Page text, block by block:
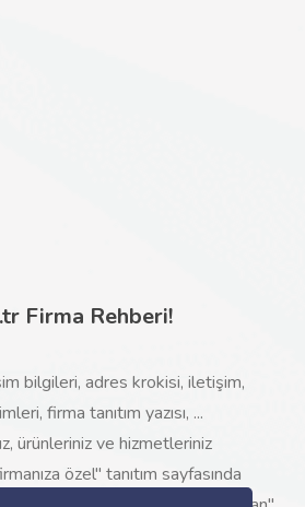
Firma Rehberi!
bilgileri, adres krokisi, iletişim,
firma tanıtım yazısı, ...
ürünleriniz ve hizmetleriniz
özel" tanıtım sayfasında